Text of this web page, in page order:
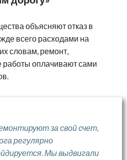
объясняют отказ в
всего расходами на
словам, ремонт,
работы оплачивают сами
за свой счет,
регулярно
Мы выдвигали